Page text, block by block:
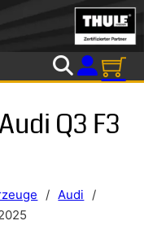
Q3 F3
/ Audi
/